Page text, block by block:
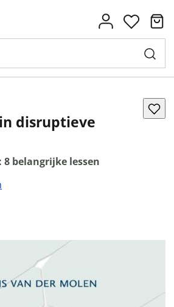
disruptieve
8 belangrijke lessen